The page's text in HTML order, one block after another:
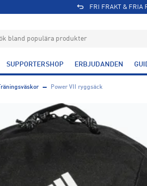
FRI FRAKT & FRIA
SUPPORTERSHOP ERBJUDANDEN
Träningsväskor Power VII ryggsäck